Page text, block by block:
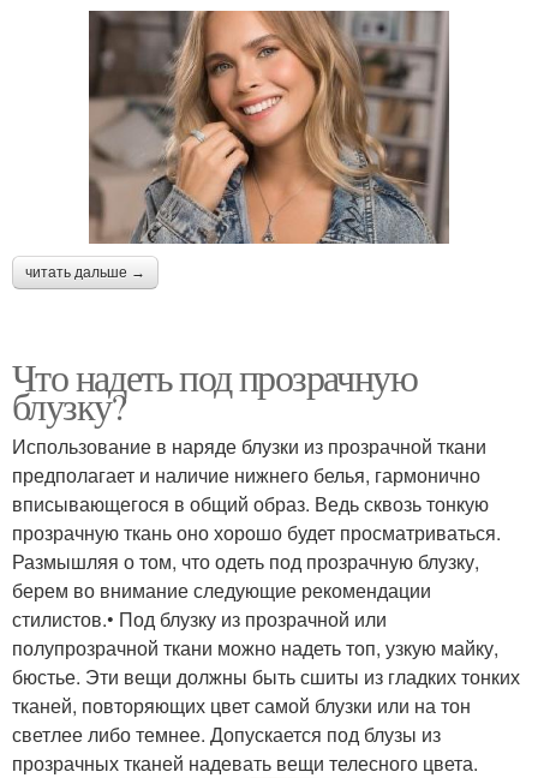
читать дальше →
Что надеть под прозрачную
блузку?
Использование в наряде блузки из прозрачной ткани
предполагает и наличие нижнего белья, гармонично
вписывающегося в общий образ. Ведь сквозь тонкую
прозрачную ткань оно хорошо будет просматриваться.
Размышляя о том, что одеть под прозрачную блузку,
берем во внимание следующие рекомендации
стилистов.• Под блузку из прозрачной или
полупрозрачной ткани можно надеть топ, узкую майку,
бюстье. Эти вещи должны быть сшиты из гладких тонких
тканей, повторяющих цвет самой блузки или на тон
светлее либо темнее. Допускается под блузы из
прозрачных тканей надевать вещи телесного цвета.